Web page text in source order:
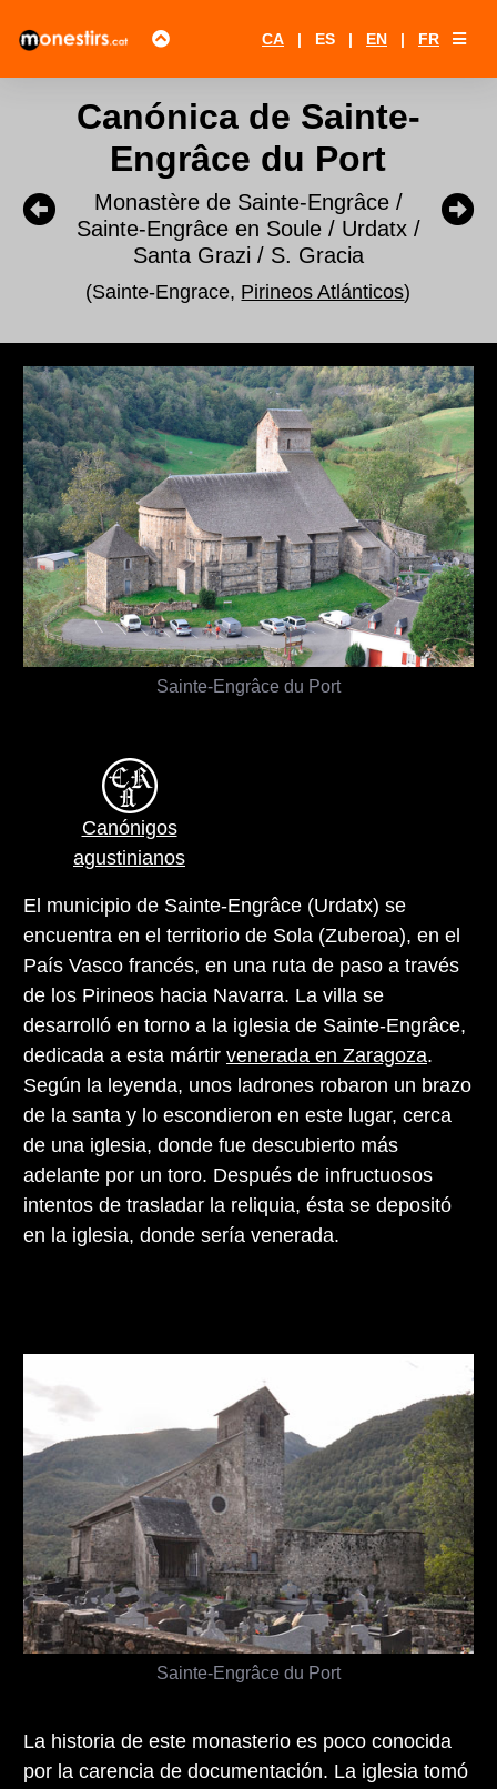
CA | ES | EN | FR
Canónica de Sainte-
Engrâce du Port
Monastère de Sainte-Engrâce /
Sainte-Engrâce en Soule / Urdatx /
Santa Grazi / S. Gracia
(Sainte-Engrace, Pirineos Atlánticos)
Sainte-Engrâce du Port
Canónigos
agustinianos
El municipio de Sainte-Engrâce (Urdatx) se
encuentra en el territorio de Sola (Zuberoa), en el
País Vasco francés, en una ruta de paso a través
de los Pirineos hacia Navarra. La villa se
desarrolló en torno a la iglesia de Sainte-Engrâce,
dedicada a esta mártir venerada en Zaragoza.
Según la leyenda, unos ladrones robaron un brazo
de la santa y lo escondieron en este lugar, cerca
de una iglesia, donde fue descubierto más
adelante por un toro. Después de infructuosos
intentos de trasladar la reliquia, ésta se depositó
en la iglesia, donde sería venerada.
Sainte-Engrâce du Port
La historia de este monasterio es poco conocida
por la carencia de documentación. La iglesia tomó